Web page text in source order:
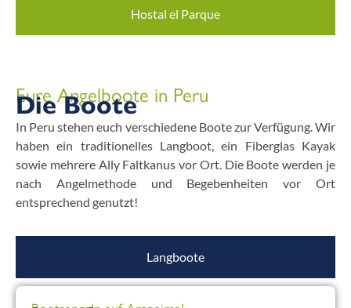
Hostal el Parque
Eure Angelboote in Peru
Die Boote
In Peru stehen euch verschiedene Boote zur Verfügung. Wir
haben ein traditionelles Langboot, ein Fiberglas Kayak
sowie mehrere Ally Faltkanus vor Ort. Die Boote werden je
nach Angelmethode und Begebenheiten vor Ort
entsprechend genutzt!
Langboote